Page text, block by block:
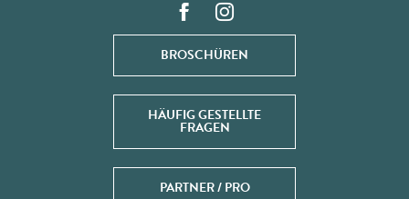
BROSCHÜREN
HÄUFIG GESTELLTE
FRAGEN
PARTNER / PRO